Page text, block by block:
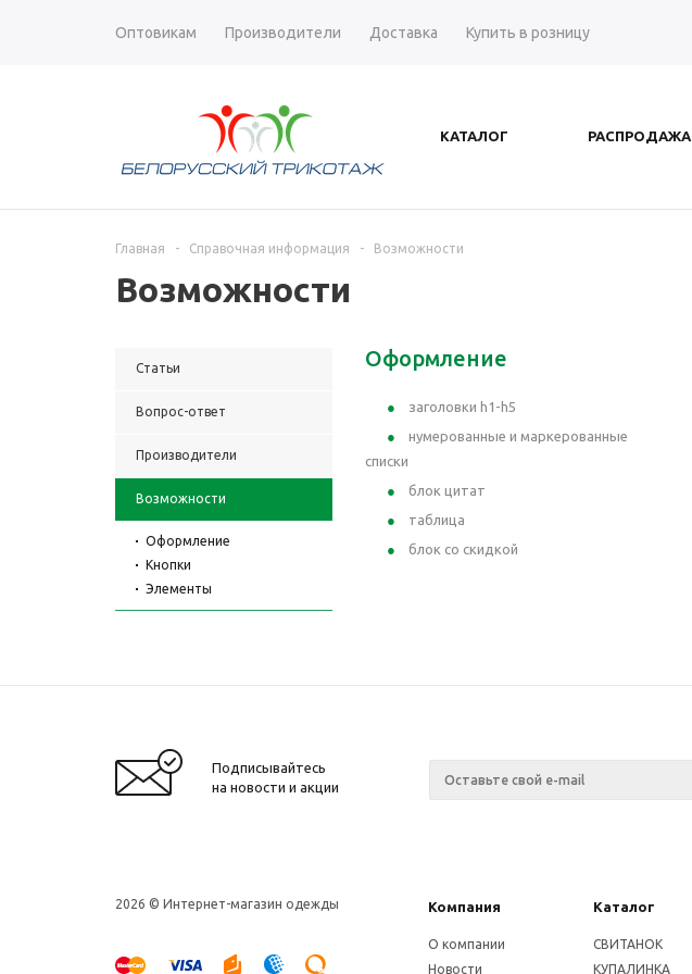
Оптовикам Производители Доставка Купить в розницу
КАТАЛОГ РАСПРОДАЖА
Главная - Справочная информация - Возможности
Возможности
Статьи
Вопрос-ответ
Производители
Возможности
Оформление
Кнопки
Элементы
Оформление
заголовки h1-h5
нумерованные и маркерованные
списки
блок цитат
таблица
блок со скидкой
Подписывайтесь
на новости и акции
2026 © Интернет-магазин одежды Компания Каталог
О компании
Новости
СВИТАНОК
КУПАЛИНКА